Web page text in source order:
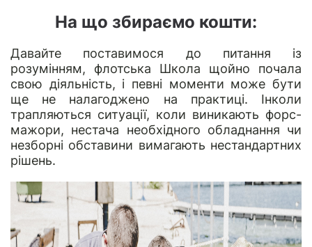
На що збираємо кошти:
Давайте поставимося до питання із
розумінням, флотська Школа щойно почала
свою діяльність, і певні моменти може бути
ще не налагоджено на практиці. Інколи
трапляються ситуації, коли виникають форс-
мажори, нестача необхідного обладнання чи
незборні обставини вимагають нестандартних
рішень.